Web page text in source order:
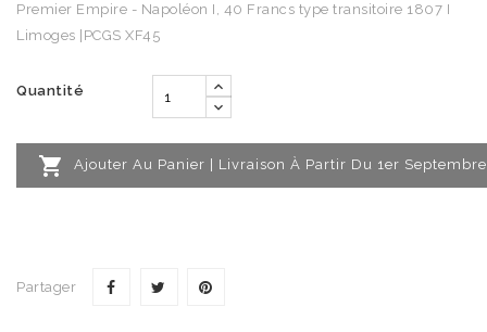
Premier Empire - Napoléon I, 40 Francs type transitoire 1807 I
Limoges |PCGS XF45
Quantité
 Ajouter Au Panier | Livraison À Partir Du 1er Septembre
Partager